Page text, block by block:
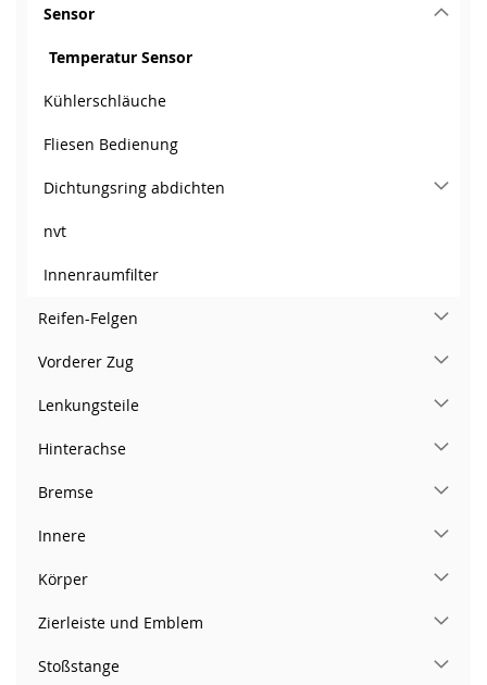
Sensor
Temperatur Sensor
Kühlerschläuche
Fliesen Bedienung
Dichtungsring abdichten
nvt
Innenraumfilter
Reifen-Felgen
Vorderer Zug
Lenkungsteile
Hinterachse
Bremse
Innere
Körper
Zierleiste und Emblem
Stoßstange